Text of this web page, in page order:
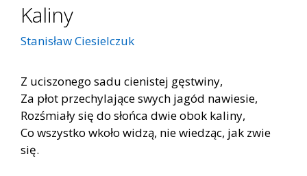
Kaliny
Stanisław Ciesielczuk
Z uciszonego sadu cienistej gęstwiny,
Za płot przechylające swych jagód nawiesie,
Rozśmiały się do słońca dwie obok kaliny,
Co wszystko wkoło widzą, nie wiedząc, jak zwie
się.